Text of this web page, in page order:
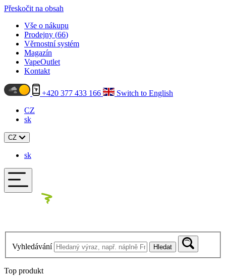
Přeskočit na obsah
Vše o nákupu
Prodejny (66)
Věrnostní systém
Magazín
VapeOutlet
Kontakt
+420 377 433 166
Switch to English
CZ
sk
CZ
sk
Vyhledávání Hledat
Top produkt